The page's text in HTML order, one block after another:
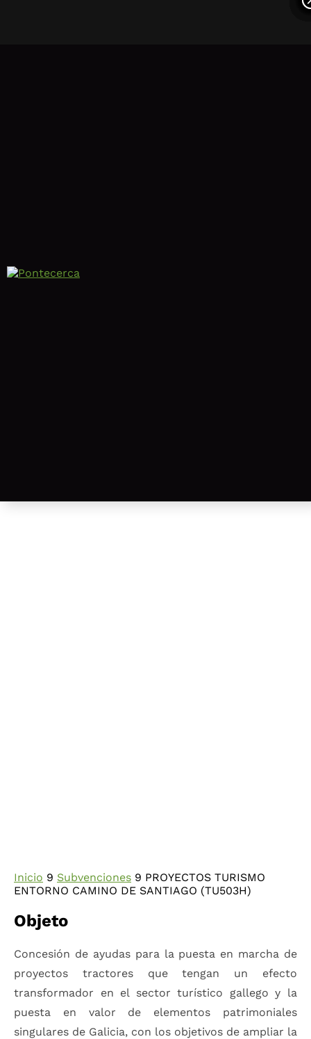
Inicio 9 Subvenciones 9 PROYECTOS TURISMO
ENTORNO CAMINO DE SANTIAGO (TU503H)
Objeto
Concesión de ayudas para la puesta en marcha de
proyectos tractores que tengan un efecto
transformador en el sector turístico gallego y la
puesta en valor de elementos patrimoniales
singulares de Galicia, con los objetivos de ampliar la